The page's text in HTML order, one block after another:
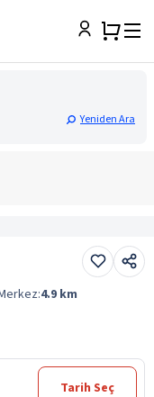
Yeniden Ara
4.9 km
Tarih Seç